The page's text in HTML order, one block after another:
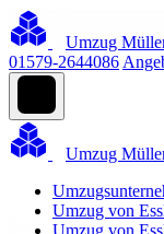
Umzug
01579-2644086
Umzug
Umzug von
Umzug von